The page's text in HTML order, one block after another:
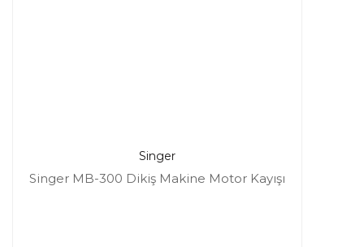
Singer
Singer MB-300 Dikiş Makine Motor Kayışı